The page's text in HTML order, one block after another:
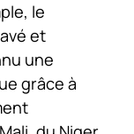
le
et
une
grâce à